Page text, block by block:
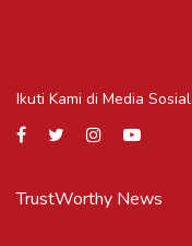
Ikuti Kami di Media Sosial
TrustWorthy News